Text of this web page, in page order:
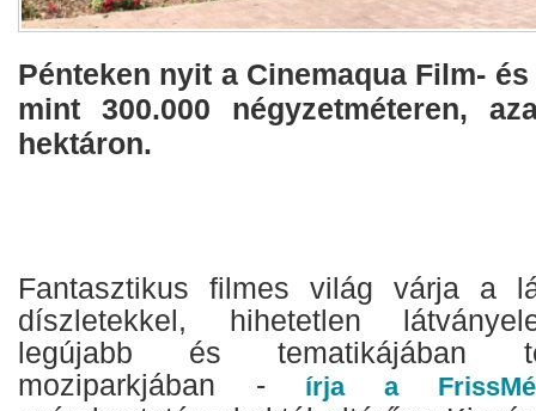
Pénteken nyit a Cinemaqua Film-
mint 300.000 négyzetméteren,
hektáron.
Fantasztikus filmes világ várja a
díszletekkel, hihetetlen
legújabb és tematikájában
moziparkjában - írja a